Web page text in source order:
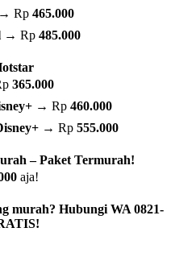
→ Rp 465.000
→ Rp 485.000
365.000
→ Rp 460.000
→ Rp 555.000
– Paket Termurah!
aja!
murah? Hubungi WA 0821-